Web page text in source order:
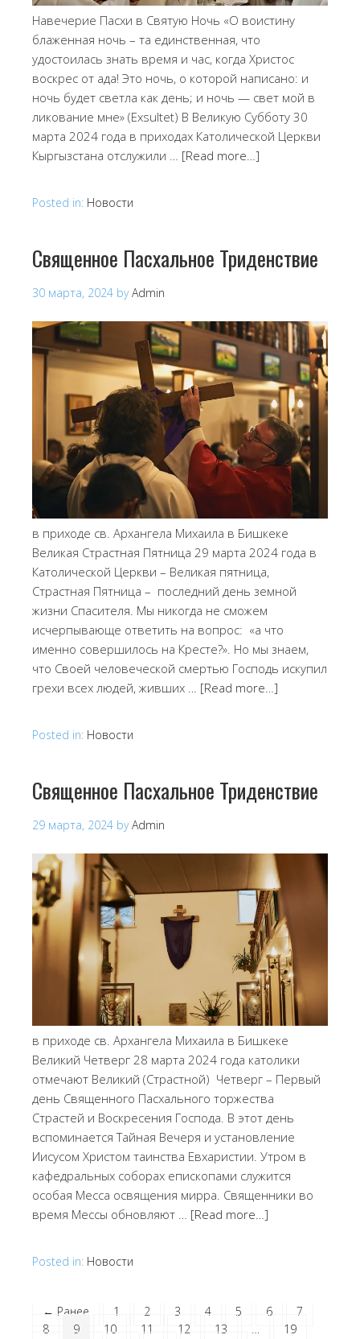
Навечерие Пасхи в Святую Ночь «О воистину
блаженная ночь – та единственная, что
удостоилась знать время и час, когда Христос
воскрес от ада! Это ночь, о которой написано: и
ночь будет светла как день; и ночь — свет мой в
ликование мне» (Exsultet) В Великую Субботу 30
марта 2024 года в приходах Католической Церкви
Кыргызстана отслужили … [Read more…]
Posted in: Новости
Священное Пасхальное Триденствие
30 марта, 2024 byAdmin
в приходе св. Архангела Михаила в Бишкеке
Великая Страстная Пятница 29 марта 2024 года в
Католической Церкви – Великая пятница,
Страстная Пятница – последний день земной
жизни Спасителя. Мы никогда не сможем
исчерпывающе ответить на вопрос: «а что
именно совершилось на Кресте?». Но мы знаем,
что Своей человеческой смертью Господь искупил
грехи всех людей, живших … [Read more…]
Posted in: Новости
Священное Пасхальное Триденствие
29 марта, 2024 byAdmin
в приходе св. Архангела Михаила в Бишкеке
Великий Четверг 28 марта 2024 года католики
отмечают Великий (Страстной) Четверг – Первый
день Священного Пасхального торжества
Страстей и Воскресения Господа. В этот день
вспоминается Тайная Вечеря и установление
Иисусом Христом таинства Евхаристии. Утром в
кафедральных соборах епископами служится
особая Месса освящения мирра. Священники во
время Мессы обновляют … [Read more…]
Posted in: Новости
← Ранее 1 2 3 4 5 6
7
8
9 10 11 12 13 …
19